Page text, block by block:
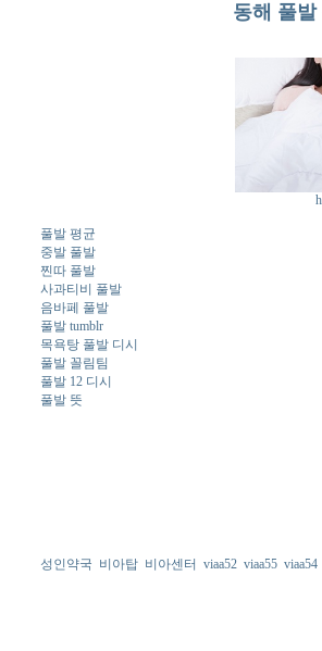
동해 풀
풀발 평균
중발 풀발
찐따 풀발
사과티비 풀발
음바페 풀발
풀발 tumblr
목욕탕 풀발 디시
풀발 꼴림팀
풀발 12 디시
풀발 뜻
성인약국 비아탑 비아센터 viaa52 viaa55 viaa54